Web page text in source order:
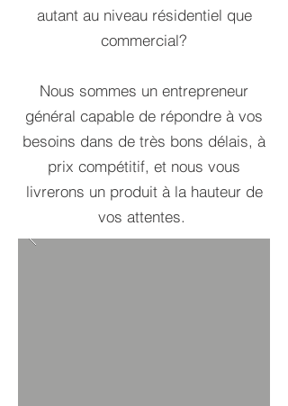
autant au niveau résidentiel que
commercial?
Nous sommes un entrepreneur
général capable de répondre à vos
besoins dans de très bons délais, à
prix compétitif, et nous vous
livrerons un produit à la hauteur de
vos attentes.